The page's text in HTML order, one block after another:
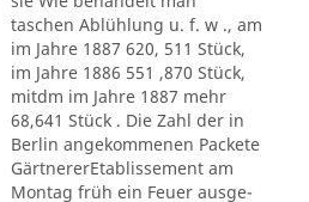
taschen Ablühlung u. f. w ., am
im Jahre 1887 620, 511 Stück,
im Jahre 1886 551 ,870 Stück,
mitdm im Jahre 1887 mehr
68,641 Stück . Die Zahl der in
Berlin angekommenen Packete
GärtnererEtablissement am
Montag früh ein Feuer ausge-